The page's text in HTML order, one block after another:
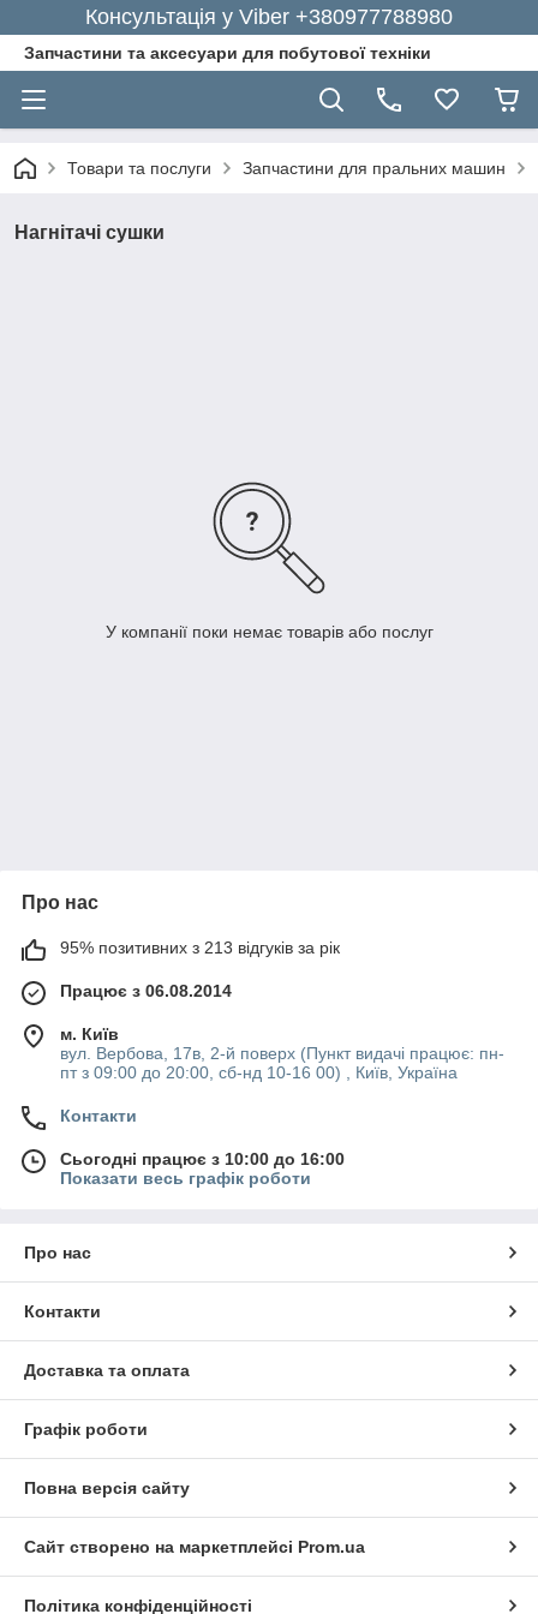
Консультація у Viber +380977788980
Запчастини та аксесуари для побутової техніки
Товари та послуги Запчастини для пральних машин
Нагнітачі сушки
У компанії поки немає товарів або послуг
Про нас
95% позитивних з 213 відгуків за рік
Працює з 06.08.2014
м. Київ
вул. Вербова, 17в, 2-й поверх (Пункт видачі працює: пн-
пт з 09:00 до 20:00, сб-нд 10-16 00) , Київ, Україна
Контакти
Сьогодні працює з 10:00 до 16:00
Показати весь графік роботи
Про нас
Контакти
Доставка та оплата
Графік роботи
Повна версія сайту
Сайт створено на маркетплейсі Prom.ua
Політика конфіденційності